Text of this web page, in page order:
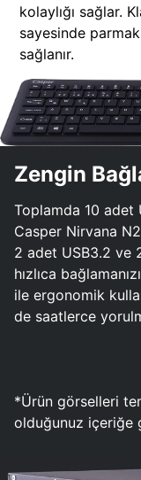
kolaylığı sağlar.
sayesinde
sağlanır.
Zengin
Toplamda 10 adet
Casper Nirvana
2 adet USB3.2 ve
hızlıca
ile ergonomik
de saatlerce
*Ürün görselleri
olduğunuz içeriğe